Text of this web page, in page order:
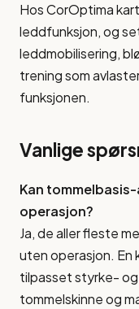
Hos CorOptima
leddfunksjon, og
leddmobilisering,
trening som
funksjonen.
Vanlige
Kan
operasjon?
Ja, de aller fleste
uten operasjon. En
tilpasset styrke-
tommelskinne og